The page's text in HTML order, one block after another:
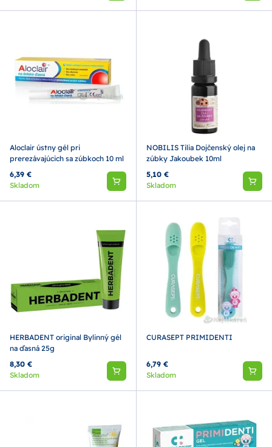
Aloclair ústny gél pri
prerezávajúcich sa zúbkoch 10 ml
6,39 €
Skladom
NOBILIS Tilia Dojčenský olej na
zúbky Jakoubek 10ml
5,10 €
Skladom
HERBADENT original Bylinný gél
na ďasná 25g
8,30 €
Skladom
CURASEPT PRIMIDENTI
6,79 €
Skladom